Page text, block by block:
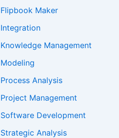
Flipbook Maker
Integration
Knowledge Management
Modeling
Process Analysis
Project Management
Software Development
Strategic Analysis